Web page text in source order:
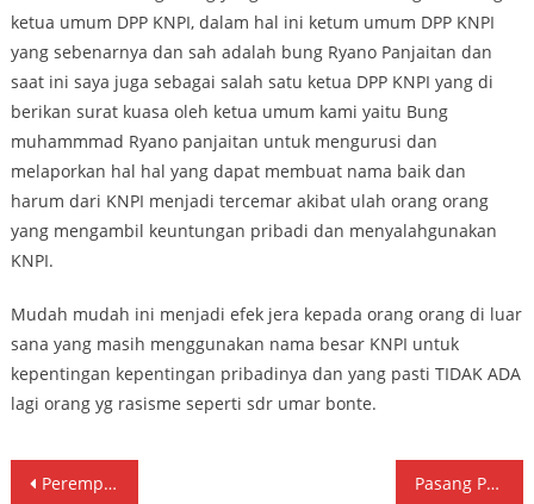
ketua umum DPP KNPI, dalam hal ini ketum umum DPP KNPI
yang sebenarnya dan sah adalah bung Ryano Panjaitan dan
saat ini saya juga sebagai salah satu ketua DPP KNPI yang di
berikan surat kuasa oleh ketua umum kami yaitu Bung
muhammmad Ryano panjaitan untuk mengurusi dan
melaporkan hal hal yang dapat membuat nama baik dan
harum dari KNPI menjadi tercemar akibat ulah orang orang
yang mengambil keuntungan pribadi dan menyalahgunakan
KNPI.
Mudah mudah ini menjadi efek jera kepada orang orang di luar
sana yang masih menggunakan nama besar KNPI untuk
kepentingan kepentingan pribadinya dan yang pasti TIDAK ADA
lagi orang yg rasisme seperti sdr umar bonte.
Navigasi
Perempuan Cantik (Mary Susilo ) Ramaikan Penyerahan Berkas Bacaleg Gerindra kota Kediri Pasang Putri Ning Lik Partai Golkar kota Kediri Targetkan 6 Kursi di Pileg 2024